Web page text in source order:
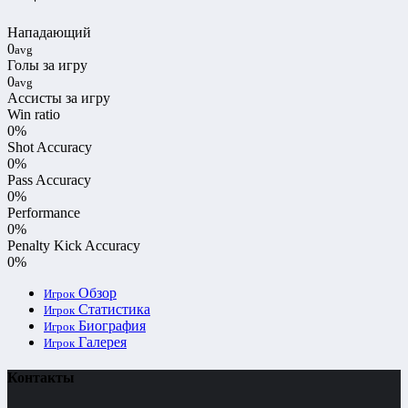
Нападающий
0avg
Голы за игру
0avg
Ассисты за игру
Win ratio
0%
Shot Accuracy
0%
Pass Accuracy
0%
Performance
0%
Penalty Kick Accuracy
0%
Игрок Обзор
Игрок Статистика
Игрок Биография
Игрок Галерея
Контакты